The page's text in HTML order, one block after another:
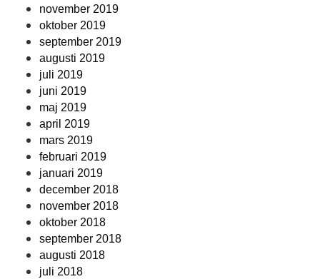
november 2019
oktober 2019
september 2019
augusti 2019
juli 2019
juni 2019
maj 2019
april 2019
mars 2019
februari 2019
januari 2019
december 2018
november 2018
oktober 2018
september 2018
augusti 2018
juli 2018